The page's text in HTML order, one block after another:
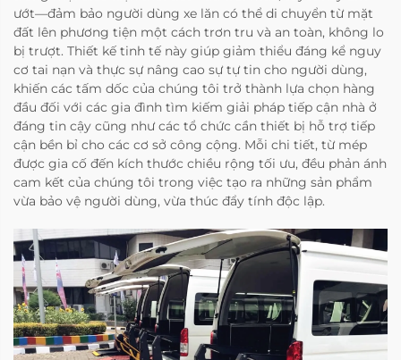
ướt—đảm bảo người dùng xe lăn có thể di chuyển từ mặt
đất lên phương tiện một cách trơn tru và an toàn, không lo
bị trượt. Thiết kế tinh tế này giúp giảm thiểu đáng kể nguy
cơ tai nạn và thực sự nâng cao sự tự tin cho người dùng,
khiến các tấm dốc của chúng tôi trở thành lựa chọn hàng
đầu đối với các gia đình tìm kiếm giải pháp tiếp cận nhà ở
đáng tin cậy cũng như các tổ chức cần thiết bị hỗ trợ tiếp
cận bền bỉ cho các cơ sở công cộng. Mỗi chi tiết, từ mép
được gia cố đến kích thước chiều rộng tối ưu, đều phản ánh
cam kết của chúng tôi trong việc tạo ra những sản phẩm
vừa bảo vệ người dùng, vừa thúc đẩy tính độc lập.